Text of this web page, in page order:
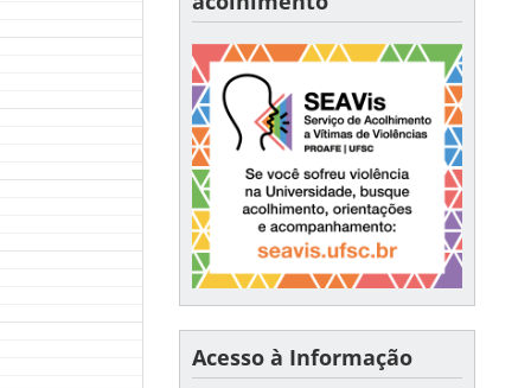
Acesso à Informação